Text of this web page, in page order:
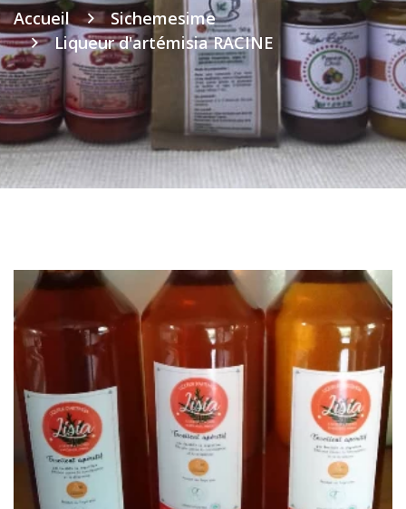
Accueil
Sichemesime
Liqueur d'artémisia RACINE